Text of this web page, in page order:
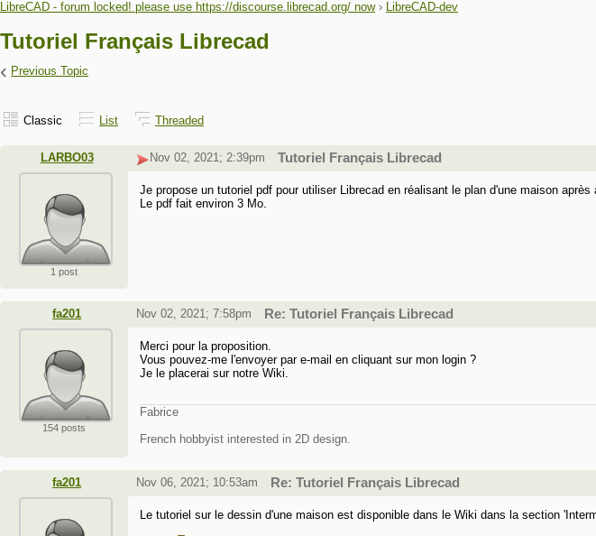
LibreCAD - forum locked! please use https://discourse.librecad.org/ now › LibreCAD-dev
Tutoriel Français Librecad
‹ Previous Topic
Classic List Threaded
LARBO03 Nov 02, 2021; 2:39pm Tutoriel Français Librecad
1 post
Je propose un tutoriel pdf pour utiliser Librecad en réalisant le plan d'une maison
Le pdf fait environ 3 Mo.
fa201 Nov 02, 2021; 7:58pm Re: Tutoriel Français Librecad
154 posts
Merci pour la proposition.
Vous pouvez-me l'envoyer par e-mail en cliquant sur mon login ?
Je le placerai sur notre Wiki.
Fabrice
French hobbyist interested in 2D design.
fa201 Nov 06, 2021; 10:53am Re: Tutoriel Français Librecad
Le tutoriel sur le dessin d'une maison est disponible dans le Wiki dans la section